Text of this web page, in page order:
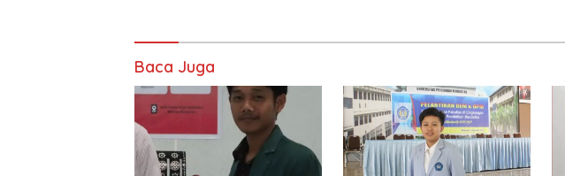
Baca Juga